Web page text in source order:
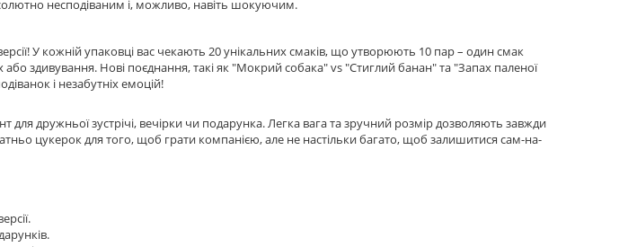
несподіваним і, можливо, навіть шокуючим.
У кожній упаковці вас чекають 20 унікальних смаків, що утворюють 10 пар – один смак
здивування. Нові поєднання, такі як "Мокрий собака" vs "Стиглий банан" та "Запах паленої
і незабутніх емоцій!
для дружньої зустрічі, вечірки чи подарунка. Легка вага та зручний розмір дозволяють завжди
цукерок для того, щоб грати компанією, але не настільки багато, щоб залишитися сам-на-